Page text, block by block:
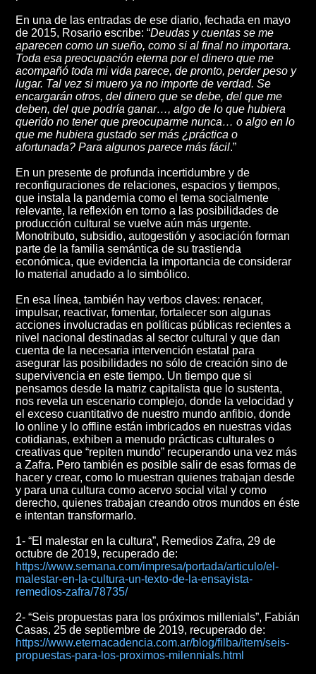
En una de las entradas de ese diario, fechada en mayo
de 2015, Rosario escribe: “Deudas y cuentas se me
aparecen como un sueño, como si al final no importara.
Toda esa preocupación eterna por el dinero que me
acompañó toda mi vida parece, de pronto, perder peso y
lugar. Tal vez si muero ya no importe de verdad. Se
encargarán otros, del dinero que se debe, del que me
deben, del que podría ganar…, algo de lo que hubiera
querido no tener que preocuparme nunca… o algo en lo
que me hubiera gustado ser más ¿práctica o
afortunada? Para algunos parece más fácil.”
En un presente de profunda incertidumbre y de
reconfiguraciones de relaciones, espacios y tiempos,
que instala la pandemia como el tema socialmente
relevante, la reflexión en torno a las posibilidades de
producción cultural se vuelve aún más urgente.
Monotributo, subsidio, autogestión y asociación forman
parte de la familia semántica de su trastienda
económica, que evidencia la importancia de considerar
lo material anudado a lo simbólico.
En esa línea, también hay verbos claves: renacer,
impulsar, reactivar, fomentar, fortalecer son algunas
acciones involucradas en políticas públicas recientes a
nivel nacional destinadas al sector cultural y que dan
cuenta de la necesaria intervención estatal para
asegurar las posibilidades no sólo de creación sino de
supervivencia en este tiempo. Un tiempo que si
pensamos desde la matriz capitalista que lo sustenta,
nos revela un escenario complejo, donde la velocidad y
el exceso cuantitativo de nuestro mundo anfibio, donde
lo online y lo offline están imbricados en nuestras vidas
cotidianas, exhiben a menudo prácticas culturales o
creativas que “repiten mundo” recuperando una vez más
a Zafra. Pero también es posible salir de esas formas de
hacer y crear, como lo muestran quienes trabajan desde
y para una cultura como acervo social vital y como
derecho, quienes trabajan creando otros mundos en éste
e intentan transformarlo.
1- “El malestar en la cultura”, Remedios Zafra, 29 de
octubre de 2019, recuperado de:
https://www.semana.com/impresa/portada/articulo/el-
malestar-en-la-cultura-un-texto-de-la-ensayista-
remedios-zafra/78735/
2- “Seis propuestas para los próximos millenials”, Fabián
Casas, 25 de septiembre de 2019, recuperado de:
https://www.eternacadencia.com.ar/blog/filba/item/seis-
propuestas-para-los-proximos-milennials.html